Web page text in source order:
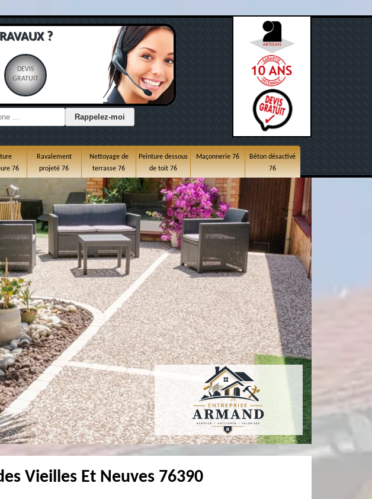
?
DEVIS
GRATUIT
76
Ravalement
projeté 76
Nettoyage de
terrasse 76
Peinture dessous
de toit 76
Maçonnerie 76
Béton désactivé
76
Vieilles Et Neuves 76390